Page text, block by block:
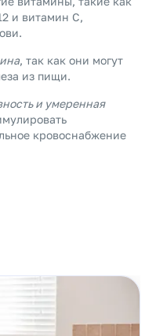
и витамин С,
, так как они могут
из пищи.
и умеренная
кровоснабжение